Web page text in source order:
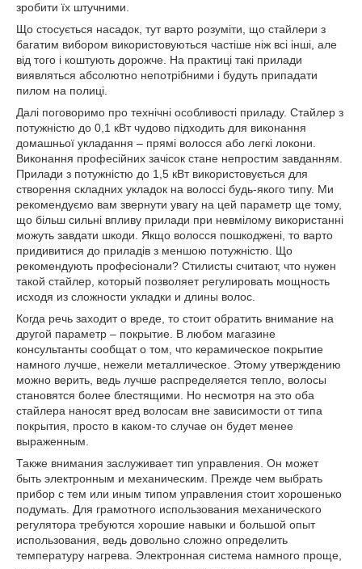
зробити їх штучними.
Що стосується насадок, тут варто розуміти, що стайлери з
багатим вибором використовуються частіше ніж всі інші, але
від того і коштують дорожче. На практиці такі прилади
виявляться абсолютно непотрібними і будуть припадати
пилом на полиці.
Далі поговоримо про технічні особливості приладу. Стайлер з
потужністю до 0,1 кВт чудово підходить для виконання
домашньої укладання – прямі волосся або легкі локони.
Виконання професійних зачісок стане непростим завданням.
Прилади з потужністю до 1,5 кВт використовується для
створення складних укладок на волоссі будь-якого типу. Ми
рекомендуємо вам звернути увагу на цей параметр ще тому,
що більш сильні впливу прилади при невмілому використанні
можуть завдати шкоди. Якщо волосся пошкоджені, то варто
придивитися до приладів з меншою потужністю. Що
рекомендують професіонали? Стилисты считают, что нужен
такой стайлер, который позволяет регулировать мощность
исходя из сложности укладки и длины волос.
Когда речь заходит о вреде, то стоит обратить внимание на
другой параметр – покрытие. В любом магазине
консультанты сообщат о том, что керамическое покрытие
намного лучше, нежели металлическое. Этому утверждению
можно верить, ведь лучше распределяется тепло, волосы
становятся более блестящими. Но несмотря на это оба
стайлера наносят вред волосам вне зависимости от типа
покрытия, просто в каком-то случае он будет менее
выраженным.
Также внимания заслуживает тип управления. Он может
быть электронным и механическим. Прежде чем выбрать
прибор с тем или иным типом управления стоит хорошенько
подумать. Для грамотного использования механического
регулятора требуются хорошие навыки и большой опыт
использования, ведь довольно сложно определить
температуру нагрева. Электронная система намного проще,